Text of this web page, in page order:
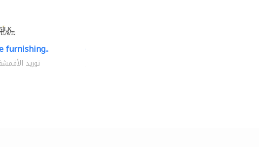
furnishing..
توريد
chrysels decore llc